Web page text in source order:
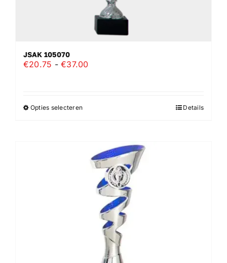
JSAK 105070
€20.75 - €37.00Prijsklasse:
Opties selecterenDit
meerdere
variaties.
Deze
optie
gekozen
worden
Details